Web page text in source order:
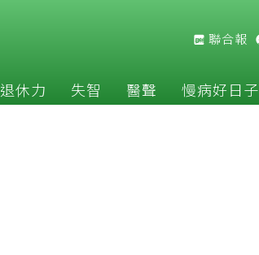
聯合報
退休力 失智 醫聲 慢病好日子